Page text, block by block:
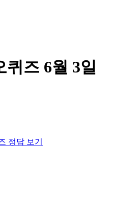
즈 6월 3일
정답 보기